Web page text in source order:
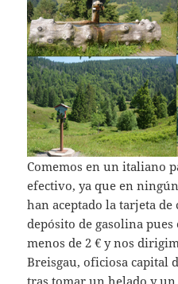
Comemos en un italiano
efectivo, ya que en
han aceptado la tarjeta
depósito de gasolina pues
menos de 2 € y nos
Breisgau, oficiosa capital
tras tomar un helado y